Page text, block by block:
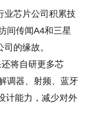
业芯片公司积累技
间传闻A4和三星
的缘故。
将自研更多芯
调器、射频、蓝牙
计能力，减少对外